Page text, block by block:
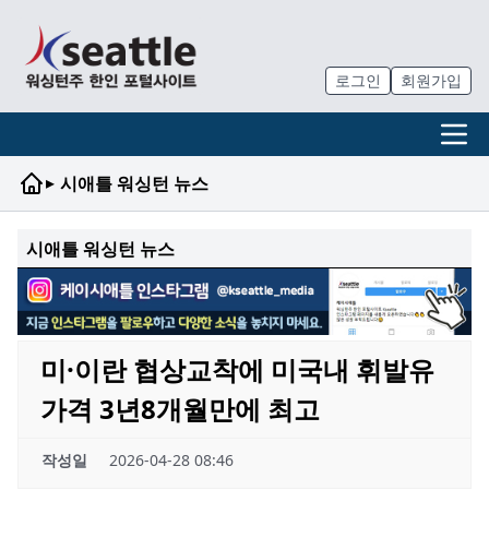
로그인 회원가입
▸ 시애틀 워싱턴 뉴스
시애틀 워싱턴 뉴스
미·이란 협상교착에 미국내 휘발유
가격 3년8개월만에 최고
작성일 2026-04-28 08:46